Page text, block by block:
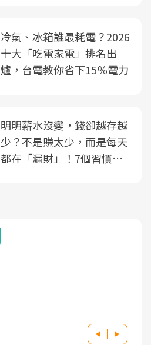
光田醫院建構360度女性健
康照護生態圈
冷氣、冰箱誰最耗電？2026
十大「吃電家電」排名出
爐，台電教你省下15％電力
明明薪水沒變，錢卻越存越
少？不是賺太少，而是每天
都在「漏財」！7個習慣一